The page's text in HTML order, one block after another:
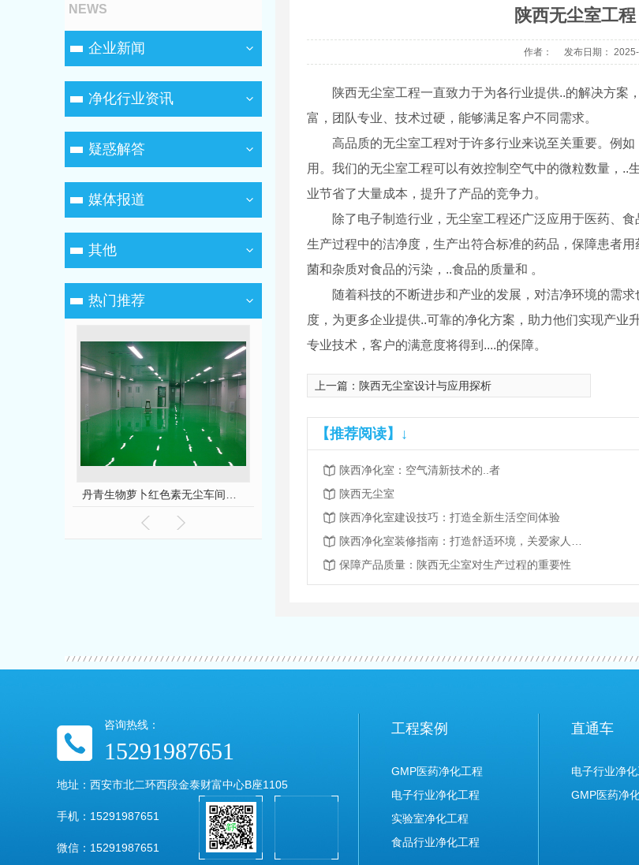
NEWS
企业新闻
净化行业资讯
疑惑解答
媒体报道
其他
热门推荐
陕西无尘室工
作者： 发布日期：
陕西无尘室工程一直致力于为各行业提供..的解决方
富，团队专业、技术过硬，能够满足客户不同需求。
高品质的无尘室工程对于许多行业来说至关重要。例
用。我们的无尘室工程可以有效控制空气中的微粒数量，
业节省了大量成本，提升了产品的竞争力。
除了电子制造行业，无尘室工程还广泛应用于医药、
生产过程中的洁净度，生产出符合标准的药品，保障患者
菌和杂质对食品的污染，..食品的质量和 。
随着科技的不断进步和产业的发展，对洁净环境的需
度，为更多企业提供..可靠的净化方案，助力他们实现产
专业技术，客户的满意度将得到....的保障。
上一篇： 陕西无尘室设计与应用探析
【推荐阅读】↓
陕西净化室：空气清新技术的..者
陕西无尘室
陕西净化室建设技巧：打造全新生活空间体验
保障产品质量：陕西无尘室对生产过程的重要性
咨询热线：
15291987651
地址：西安市北二环西段金泰财富中心B座1105
手机：15291987651
微信：15291987651
工程案例
GMP医药净化工程
电子行业净化工程
实验室净化工程
食品行业净化工程
直通车
电子行业净
GMP医药净